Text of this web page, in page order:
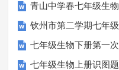
青山中学春七年级生
钦州市第二学期七年
七年级生物下册第一
七年级生物上册识图